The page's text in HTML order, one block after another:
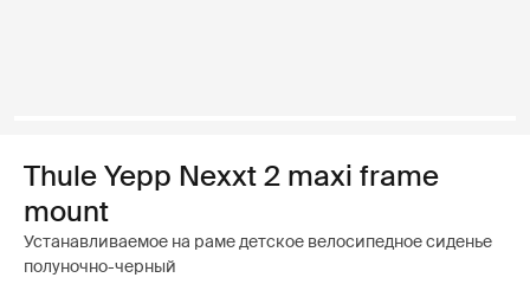
Thule Yepp Nexxt 2 maxi frame
mount
Устанавливаемое на раме детское велосипедное сиденье
полуночно-черный